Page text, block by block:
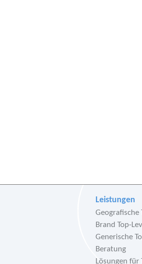
Leistungen
Geografische
Brand Top-
Generische
Beratung
Lösungen für